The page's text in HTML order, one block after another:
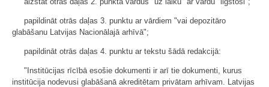
papildināt otrās daļas 3. punktu ar vārdiem "vai depozitāro
glabāšanu Latvijas Nacionālajā arhīvā";
papildināt otrās daļas 4. punktu ar tekstu šādā redakcijā:
"Institūcijas rīcībā esošie dokumenti ir arī tie dokumenti, kurus
institūcija nodevusi glabāšanā akreditētam privātam arhīvam. Latvijas